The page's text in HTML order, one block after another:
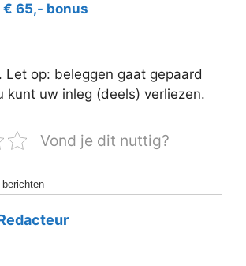
65,- bonus
Let op: beleggen gaat gepaard
kunt uw inleg (deels) verliezen.
Vond je dit nuttig?
berichten